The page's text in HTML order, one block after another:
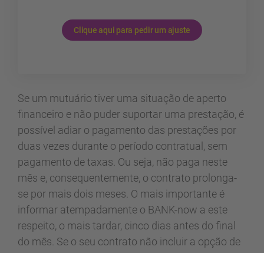
Clique aqui para pedir um ajuste
Se um mutuário tiver uma situação de aperto
financeiro e não puder suportar uma prestação, é
possível adiar o pagamento das prestações por
duas vezes durante o período contratual, sem
pagamento de taxas. Ou seja, não paga neste
mês e, consequentemente, o contrato prolonga-
se por mais dois meses. O mais importante é
informar atempadamente o BANK-now a este
respeito, o mais tardar, cinco dias antes do final
do mês. Se o seu contrato não incluir a opção de